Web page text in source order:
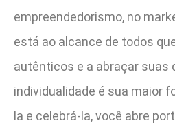
empreendedorismo, no
está ao alcance de todos
autênticos e a abraçar suas
individualidade é sua maior
la e celebrá-la, você abre